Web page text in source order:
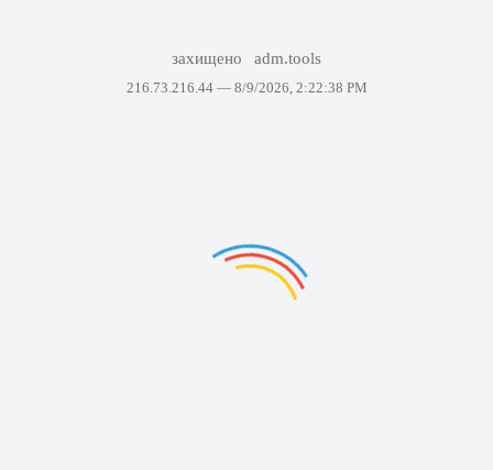
захищено adm.tools
216.73.216.44 — 8/9/2026, 2:22:38 PM